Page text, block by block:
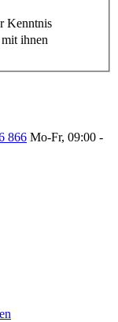
Kenntnis
ihnen
866 Mo-Fr, 09:00 -